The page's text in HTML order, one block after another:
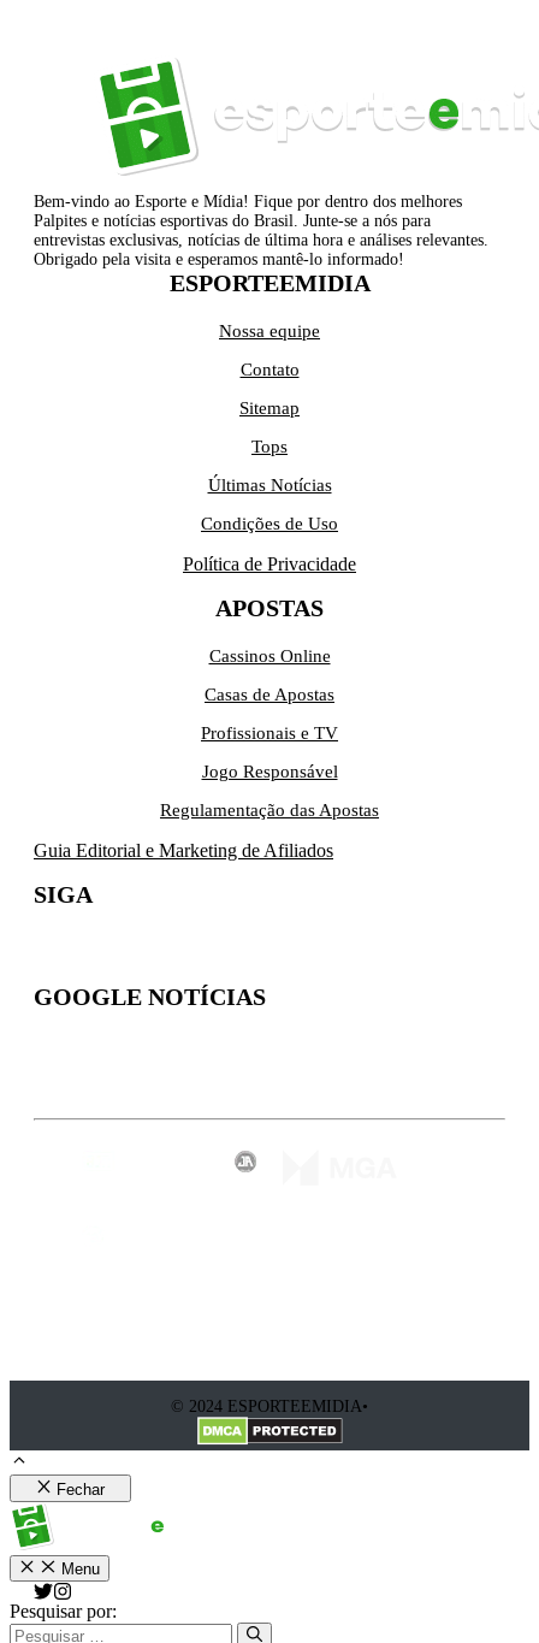
Bem-vindo ao Esporte e Mídia! Fique por dentro dos melhores
Palpites e notícias esportivas do Brasil. Junte-se a nós para
entrevistas exclusivas, notícias de última hora e análises relevantes.
Obrigado pela visita e esperamos mantê-lo informado!
ESPORTEEMIDIA
Nossa equipe
Contato
Sitemap
Tops
Últimas Notícias
Condições de Uso
Política de Privacidade
APOSTAS
Cassinos Online
Casas de Apostas
Profissionais e TV
Jogo Responsável
Regulamentação das Apostas
Guia Editorial e Marketing de Afiliados
SIGA
GOOGLE NOTÍCIAS
© 2024 ESPORTEEMIDIA•
Fechar
Menu
Pesquisar por: